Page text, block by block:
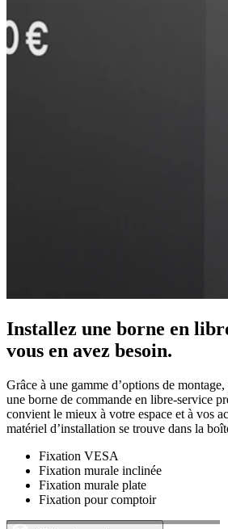
Installez une borne en
vous en avez besoin.
Grâce à une gamme d’options de
une borne de commande en libre-service
convient le mieux à votre espace et à vos
matériel d’installation se trouve dans la
Fixation VESA
Fixation murale inclinée
Fixation murale plate
Fixation pour comptoir